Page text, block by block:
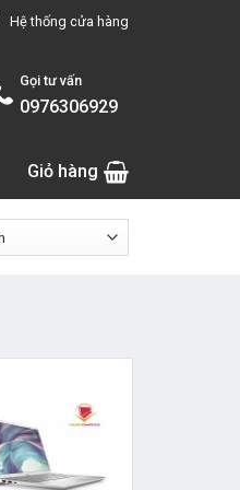
Hệ thống cửa hàng
Gọi tư vấn
0976306929
Giỏ hàng